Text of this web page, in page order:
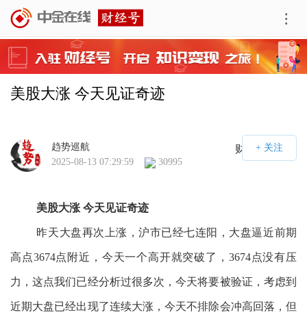
美股大涨 今天见证奇迹
财经号APP
趋势巡航
2025-08-13 07:29:59
30995
美股大涨 今天见证奇迹
昨天大盘再次上涨，沪市已经七连阳，大盘逼近前期
高点3674点附近，今天一个高开就突破了，3674点没有压
力，这点我们已经分析过很多次，今天将要被验证，考虑到
近期大盘已经出现了连续大涨，今天不排除会冲高回落，但